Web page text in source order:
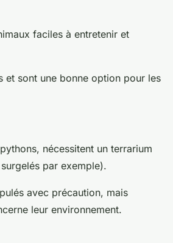
faciles à entretenir et
et sont une bonne option pour les
nécessitent un terrarium
par exemple).
avec précaution, mais
leur environnement.